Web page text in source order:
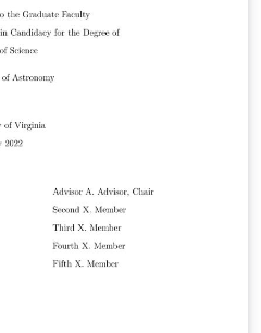
or upload a file
your bib-tex entries